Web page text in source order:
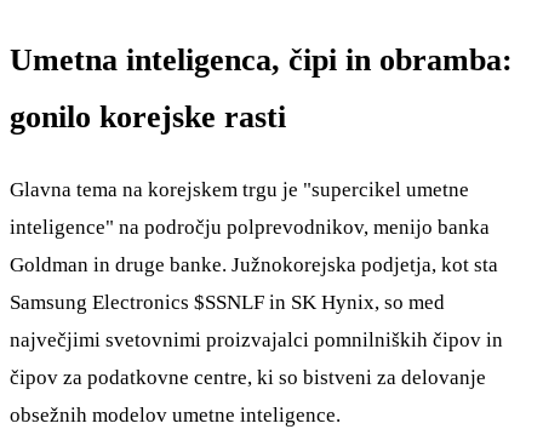
Umetna inteligenca, čipi in obramba:
gonilo korejske rasti
Glavna tema na korejskem trgu je "supercikel umetne
inteligence" na področju polprevodnikov, menijo banka
Goldman in druge banke. Južnokorejska podjetja, kot sta
Samsung Electronics $SSNLF in SK Hynix, so med
največjimi svetovnimi proizvajalci pomnilniških čipov in
čipov za podatkovne centre, ki so bistveni za delovanje
obsežnih modelov umetne inteligence.